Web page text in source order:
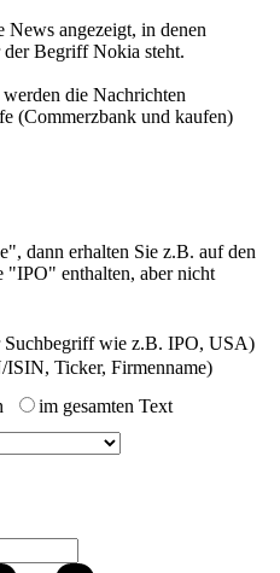
News angezeigt, in denen
Begriff Nokia steht.
werden die Nachrichten
(Commerzbank und kaufen)
dann erhalten Sie z.B. auf den
"IPO" enthalten, aber nicht
Suchbegriff wie z.B. IPO, USA)
Ticker, Firmenname)
im gesamten Text